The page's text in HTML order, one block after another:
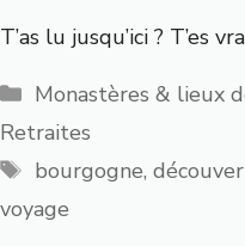
T’as lu jusqu’ici ? T’es
Catégories
Monastères & lieux
Retraites
Étiquettes
bourgogne,
voyage